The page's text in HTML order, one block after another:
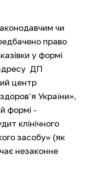
чи
право
у формі
ДП
центр
України»,
формі -
клінічного
засобу» (як
незаконне